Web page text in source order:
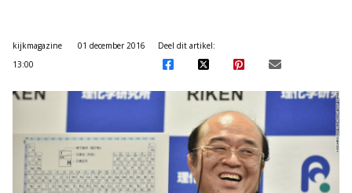
kijkmagazine
01 december 2016
13:00
Deel dit artikel: